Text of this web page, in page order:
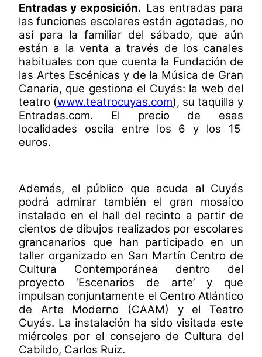
Entradas y exposición. Las entradas para
las funciones escolares están agotadas, no
así para la familiar del sábado, que aún
están a la venta a través de los canales
habituales con que cuenta la Fundación de
las Artes Escénicas y de la Música de Gran
Canaria, que gestiona el Cuyás: la web del
teatro (www.teatrocuyas.com), su taquilla y
Entradas.com. El precio de esas
localidades oscila entre los 6 y los 15
euros.
Además, el público que acuda al Cuyás
podrá admirar también el gran mosaico
instalado en el hall del recinto a partir de
cientos de dibujos realizados por escolares
grancanarios que han participado en un
taller organizado en San Martín Centro de
Cultura Contemporánea dentro del
proyecto ‘Escenarios de arte’ y que
impulsan conjuntamente el Centro Atlántico
de Arte Moderno (CAAM) y el Teatro
Cuyás. La instalación ha sido visitada este
miércoles por el consejero de Cultura del
Cabildo, Carlos Ruiz.